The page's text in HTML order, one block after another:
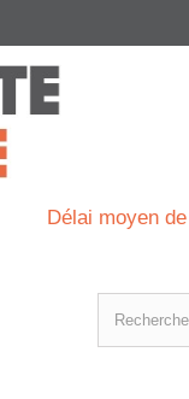
Délai moyen